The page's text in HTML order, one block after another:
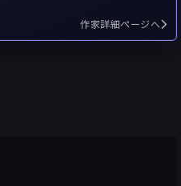
作家詳細ページへ